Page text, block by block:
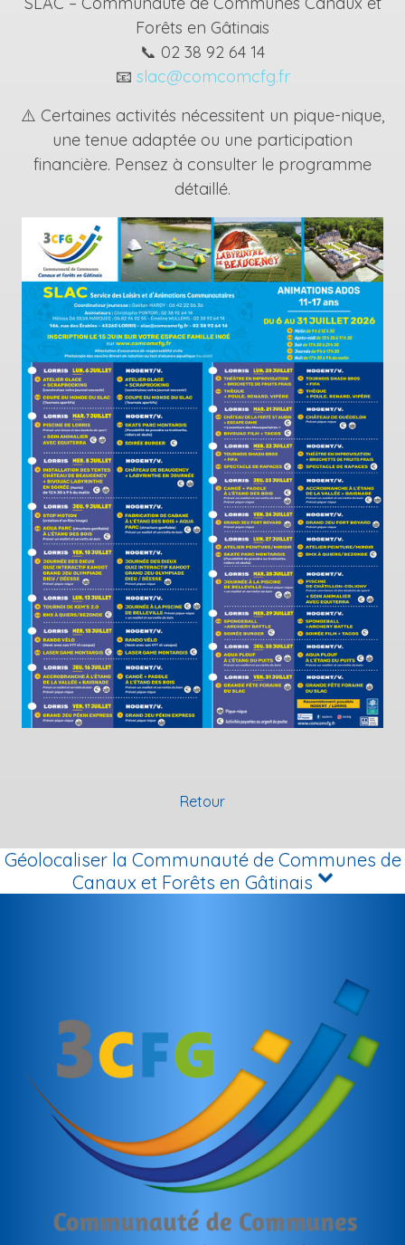
Forêts en Gâtinais
📞 02 38 92 64 14
📧 slac@comcomcfg.fr
⚠️ Certaines activités nécessitent un pique-nique,
une tenue adaptée ou une participation
financière. Pensez à consulter le programme
détaillé.
Retour
Géolocaliser la Communauté de Communes de
Canaux et Forêts en Gâtinais